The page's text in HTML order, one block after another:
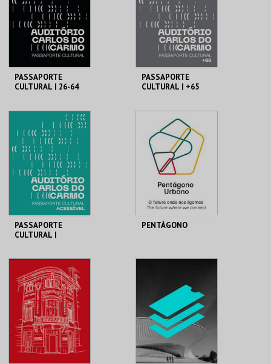
MAIS INFO
COMPRAR
MAIS INFO
COMPRAR
PASSAPORTE
CULTURAL | 26-64
LAGOA
26-64 ANOS
MAIS INFO
COMPRAR
PASSAPORTE
CULTURAL | +65
LAGOA
+65 ANOS
MAIS INFO
COMPRAR
PASSAPORTE
CULTURAL |
LAGOA
ACESSÍVEL
MAIS INFO
COMPRAR
PENTÁGONO
URBANO
MAIS INFO
COMPRAR